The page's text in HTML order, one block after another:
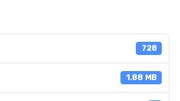
728
1.88 MB